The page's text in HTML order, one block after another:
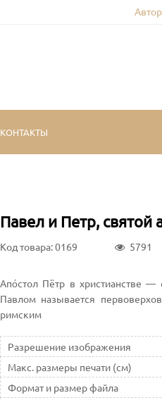
КОНТАКТЫ
Павел и Петр, святой
Код товара: 0169 5791
Апо́стол Пётр в христианстве —
Павлом называется
римским
Разрешение изображения
Макс. размеры печати (см)
Формат и размер файла